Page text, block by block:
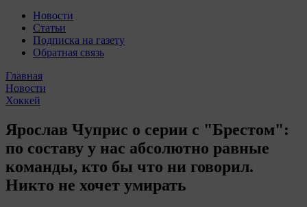
Новости
Статьи
Подписка на газету
Обратная связь
Главная
Новости
Хоккей
Ярослав Чуприс о серии с "Брестом":
по составу у нас абсолютно равные
команды, кто бы что ни говорил.
Никто не хочет умирать